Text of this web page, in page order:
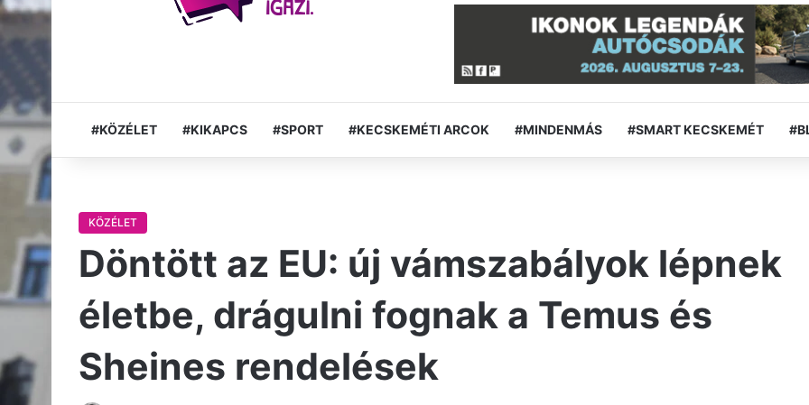
#KÖZÉLET #KIKAPCS #SPORT #KECSKEMÉTI ARCOK #MINDENMÁS #SMART KECSKEMÉT
KÖZÉLET
Döntött az EU: új vámszabályok lépnek
életbe, drágulni fognak a Temus és
Sheines rendelések